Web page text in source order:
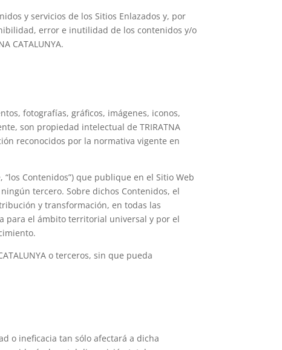
y servicios de los Sitios Enlazados y, por
error e inutilidad de los contenidos y/o
CATALUNYA.
fotografías, gráficos, imágenes, iconos,
son propiedad intelectual de TRIRATNA
reconocidos por la normativa vigente en
Contenidos”) que publique en el Sitio Web
tercero. Sobre dichos Contenidos, el
y transformación, en todas las
para el ámbito territorial universal y por el
o terceros, sin que pueda
o ineficacia tan sólo afectará a dicha